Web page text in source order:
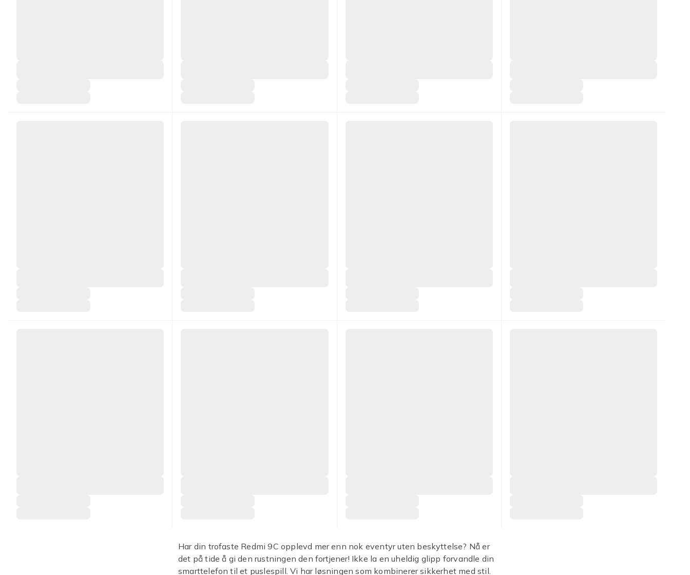
Har din trofaste Redmi 9C opplevd mer enn nok eventyr uten beskyttelse? Nå er
det på tide å gi den rustningen den fortjener! Ikke la en uheldig glipp forvandle din
smarttelefon til et puslespill. Vi har løsningen som kombinerer sikkerhet med stil.